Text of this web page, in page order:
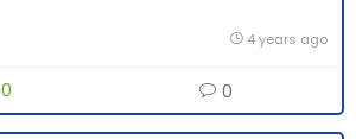
4 years ago
0 0